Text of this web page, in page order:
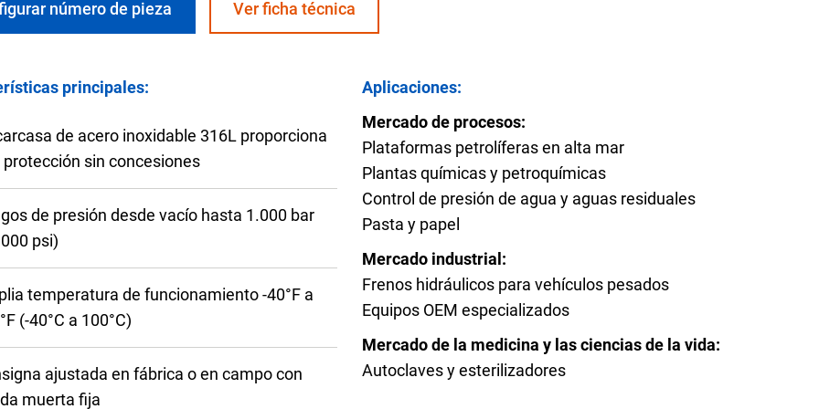
de temperatura OEM
con
Configurar el número de parte del producto Solicitar cotización
aguas residuales
número de pieza Ver ficha técnica
principales:
de acero inoxidable 316L proporciona
protección sin concesiones
de presión desde vacío hasta 1.000 bar
psi)
temperatura de funcionamiento -40°F a
(-40°C a 100°C)
ajustada en fábrica o en campo con
muerta fija
Aplicaciones:
Mercado de procesos:
Plataformas petrolíferas en alta mar
Plantas químicas y petroquímicas
Control de presión de agua y aguas residuales
Pasta y papel
Mercado industrial:
Frenos hidráulicos para vehículos pesados
Equipos OEM especializados
Mercado de la medicina y las ciencias de la vida:
Autoclaves y esterilizadores